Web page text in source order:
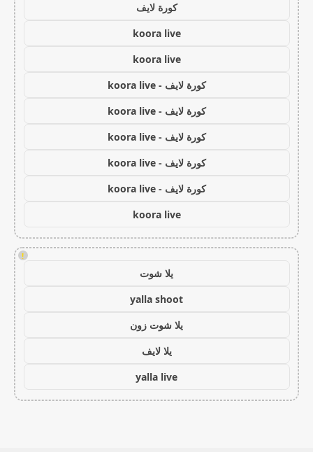
كورة لايف
koora live
koora live
كورة لايف - koora live
كورة لايف - koora live
كورة لايف - koora live
كورة لايف - koora live
كورة لايف - koora live
koora live
!
يلا شوت
yalla shoot
يلا شوت زون
يلا لايف
yalla live